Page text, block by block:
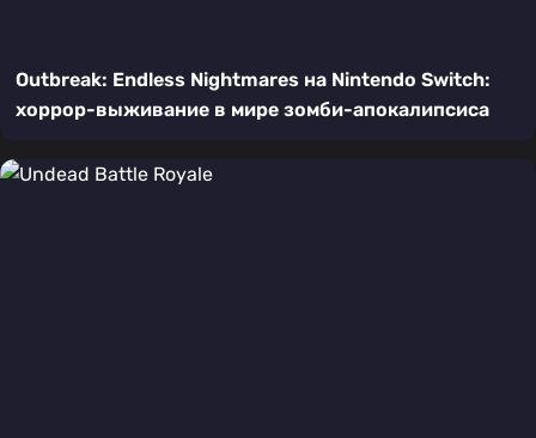
Outbreak: Endless Nightmares на Nintendo Switch:
хоррор-выживание в мире зомби-апокалипсиса